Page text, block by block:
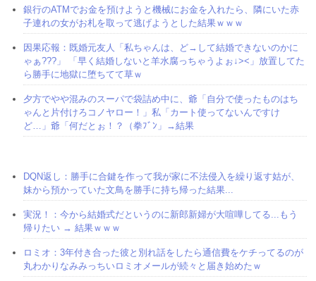
銀行のATMでお金を預けようと機械にお金を入れたら、隣にいた赤
子連れの女がお札を取って逃げようとした結果ｗｗｗ
因果応報：既婚元友人「私ちゃんは、ど→して結婚できないのかに
ゃぁ???」 「早く結婚しないと羊水腐っちゃうよぉ↓><」放置してた
ら勝手に地獄に堕ちてて草ｗ
夕方でやや混みのスーパで袋詰め中に、爺「自分で使ったものはち
ゃんと片付けろコノヤロー！」私「カート使ってないんですけ
ど…」爺「何だとぉ！？（拳ﾌﾞﾝ」→結果
DQN返し：勝手に合鍵を作って我が家に不法侵入を繰り返す姑が、
妹から預かっていた文鳥を勝手に持ち帰った結果...
実況！：今から結婚式だというのに新郎新婦が大喧嘩してる...もう
帰りたい → 結果ｗｗｗ
ロミオ：3年付き合った彼と別れ話をしたら通信費をケチってるのが
丸わかりなみみっちいロミオメールが続々と届き始めたｗ